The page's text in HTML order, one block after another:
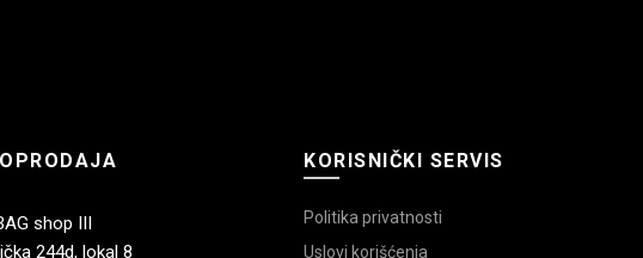
shop III
244d, lokal 8
KORISNIČKI SERVIS
Politika privatnosti
Uslovi korišćenja